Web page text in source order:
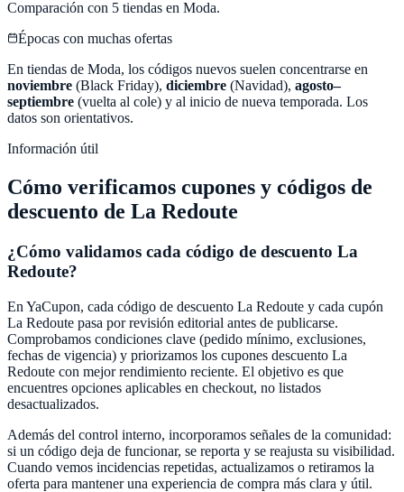
Comparación con 5 tiendas en Moda.
Épocas con muchas ofertas
En tiendas de Moda, los códigos nuevos suelen concentrarse en
noviembre (Black Friday), diciembre (Navidad), agosto–
septiembre (vuelta al cole) y al inicio de nueva temporada. Los
datos son orientativos.
Información útil
Cómo verificamos cupones y códigos de
descuento de La Redoute
¿Cómo validamos cada código de descuento La
Redoute?
En YaCupon, cada código de descuento La Redoute y cada cupón
La Redoute pasa por revisión editorial antes de publicarse.
Comprobamos condiciones clave (pedido mínimo, exclusiones,
fechas de vigencia) y priorizamos los cupones descuento La
Redoute con mejor rendimiento reciente. El objetivo es que
encuentres opciones aplicables en checkout, no listados
desactualizados.
Además del control interno, incorporamos señales de la comunidad:
si un código deja de funcionar, se reporta y se reajusta su visibilidad.
Cuando vemos incidencias repetidas, actualizamos o retiramos la
oferta para mantener una experiencia de compra más clara y útil.